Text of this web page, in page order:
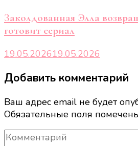
Заколдованная Элла
готовит сериал
19.05.202619.05.2026
Добавить комментарий
Ваш адрес email не будет
Обязательные поля
Комментарий